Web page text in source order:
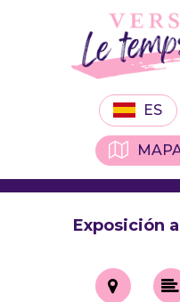
ES
Exposición